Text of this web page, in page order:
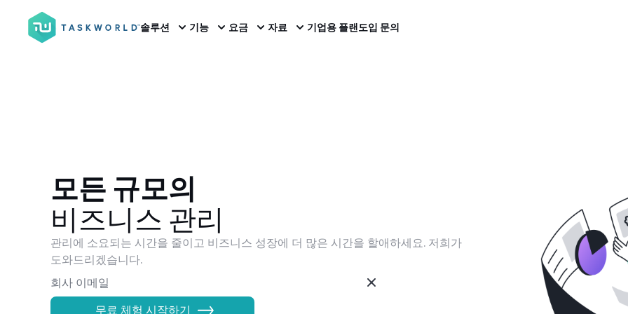
솔루션 기능 요금 자료 기업용 플랜도입 문의
모든 규모의
비즈니스 관리
관리에 소요되는 시간을 줄이고 비즈니스 성장에 더 많은 시간을 할애하세요. 저희가
도와드리겠습니다.
무료 체험 시작하기